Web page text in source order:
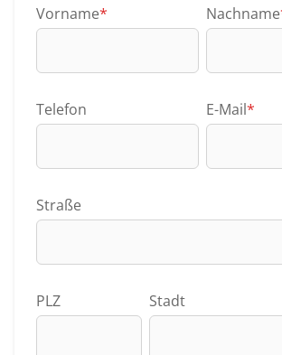
Vorname* Nachname
Telefon E-Mail*
Straße
PLZ Stadt